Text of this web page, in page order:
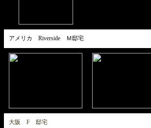
アメリカ Riverside Ｍ邸宅
大阪 F 邸宅